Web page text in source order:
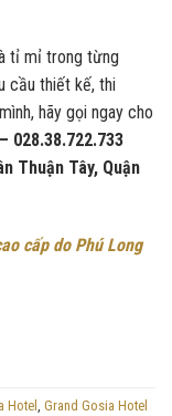
tỉ mỉ trong từng
cầu thiết kế, thi
hãy gọi ngay cho
028.38.722.733
Thuận Tây, Quận
cấp do Phú Long
Hotel , Grand Gosia Hotel